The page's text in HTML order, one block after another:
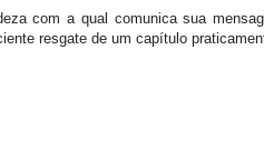
com a qual comunica sua
resgate de um capítulo